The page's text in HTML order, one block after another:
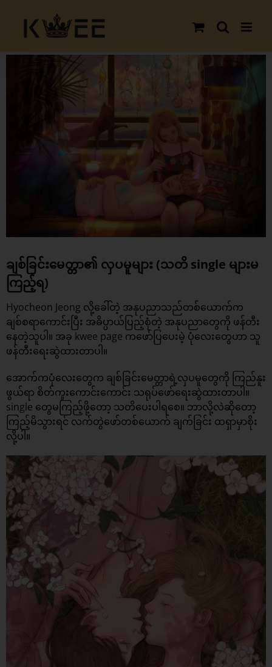
content
ချစ်ခြင်းမေတ္တာ၏ လှပမူများ (သတိ single များမ
ကြည့်ရ)
Hyocheon Jeong လို့ခေါ်တဲ့ အနုပညာသည်တစ်ယောက်က
ချစ်စရာကောင်းပြီး အဓိပ္ပာယ်ပြည့်စုံတဲ့ အနုပညာတွေကို ဖန်တီး
နေတဲ့သူပါ။ အခု kwee page ကဖော်ပြပေးမဲ့ ပုံလေးတွေဟာ သူ
ဖန်တီးရေးဆွဲထားတာပါ။
အောက်ကပုံလေးတွေက ချစ်ခြင်းမေတ္တာရဲ့လှပမူတွေကို ကြည်နူး
ဖွယ်ရာ စိတ်ကူးကောင်းကောင်း သရုပ်ဖော်ရေးဆွဲထားတာပါ။
single တွေမကြည့်ဖို့တော့ သတိပေးပါရစေ။ ဘာလို့လဲဆိုတော့
ကြည့်မိသွားရင် လက်တွဲဖော်တစ်ယောက် ချက်ခြင်း ထရှာမှာစိုး
လို့ပါ။